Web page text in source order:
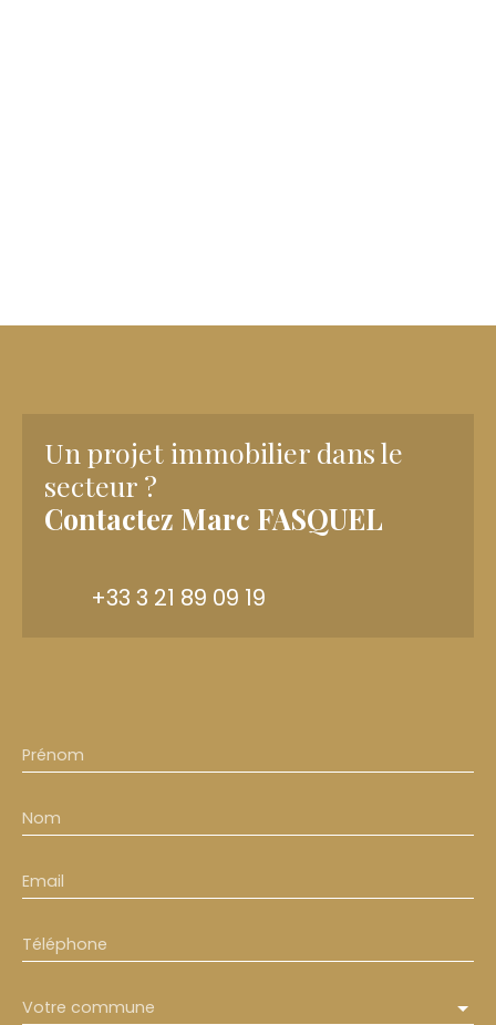
Un projet immobilier dans le
secteur ?
Contactez Marc FASQUEL
+33 3 21 89 09 19
Prénom
Nom
Email
Téléphone
Votre commune